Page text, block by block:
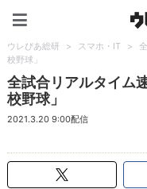
ウレぴあ総研 > スマホ・IT >
校野球」
全試合リアルタイム
校野球」
2021.3.20 9:00配信